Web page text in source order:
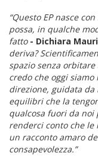
“Questo EP nasce
possa, in qualche
fatto - Dichiara
deriva?
spazio senza
credo che oggi
direzione, guidata
equilibri che la
qualcosa fuori da
renderci conto che
un racconto amaro
consapevolezza.”